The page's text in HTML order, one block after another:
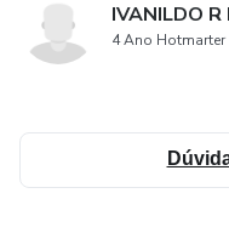
IVANILDO R
4 Ano Hotmarter